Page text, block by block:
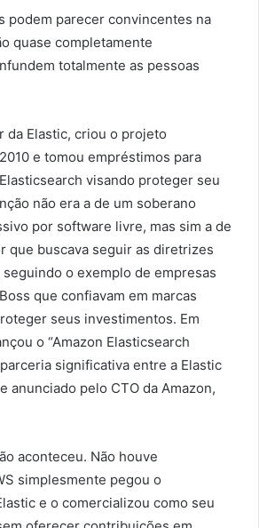
podem parecer convincentes na
quase completamente
totalmente as pessoas
da Elastic, criou o projeto
e tomou empréstimos para
visando proteger seu
não era a de um soberano
por software livre, mas sim a de
que buscava seguir as diretrizes
o exemplo de empresas
que confiavam em marcas
seus investimentos. Em
o “Amazon Elasticsearch
significativa entre a Elastic
anunciado pelo CTO da Amazon,
aconteceu. Não houve
simplesmente pegou o
e o comercializou como seu